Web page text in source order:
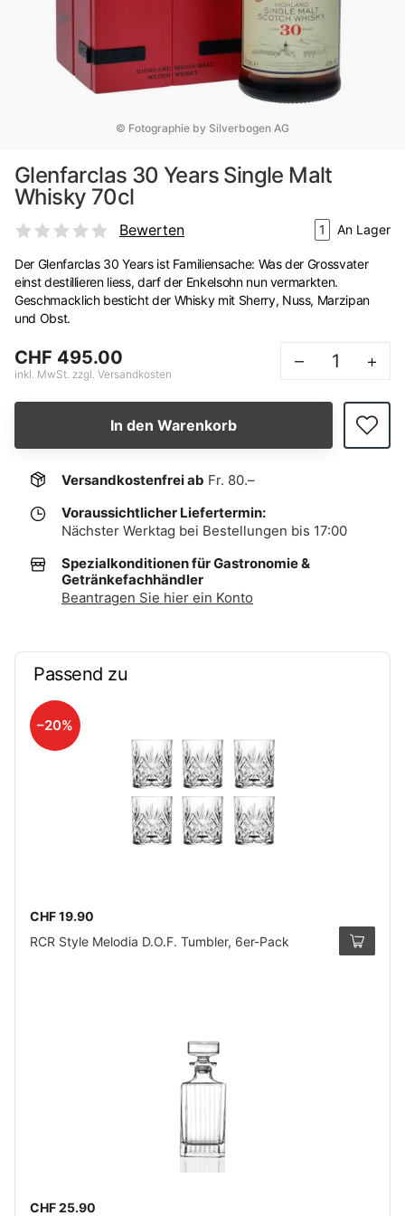
© Fotographie by Silverbogen AG
Glenfarclas 30 Years Single Malt
Whisky 70cl
Bewerten 1 An Lager
Der Glenfarclas 30 Years ist Familiensache: Was der Grossvater
einst destillieren liess, darf der Enkelsohn nun vermarkten.
Geschmacklich besticht der Whisky mit Sherry, Nuss, Marzipan
und Obst.
CHF 495.00
inkl. MwSt. zzgl. Versandkosten
– +
In den Warenkorb
Versandkostenfrei ab Fr. 80.–
Voraussichtlicher Liefertermin:
Nächster Werktag bei Bestellungen bis 17:00
Spezialkonditionen für Gastronomie &
Getränkefachhändler
Beantragen Sie hier ein Konto
Passend zu
–20%
CHF 19.90
RCR Style Melodia D.O.F. Tumbler, 6er-Pack
CHF 25.90